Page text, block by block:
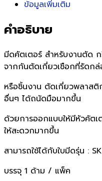
ข้อมูลเพิ่มเติม
คำอธิบาย
มีดคัตเตอร์ สำหรับงานตัด
จากกันตัดเกี่ยวเชือกที่รัดก
หรือชิ้นงาน ตัดเกี่ยวพลาสติ
อื่นๆ ได้ถนัดมือมากขึ้น
ด้วยการออกแบบให้มีหัวคัต
ให้สะดวกมากขึ้น
สามารถใช้ได้กับใบมีดรุ่น :
บรรจุ 1 ด้าม / แพ็ค